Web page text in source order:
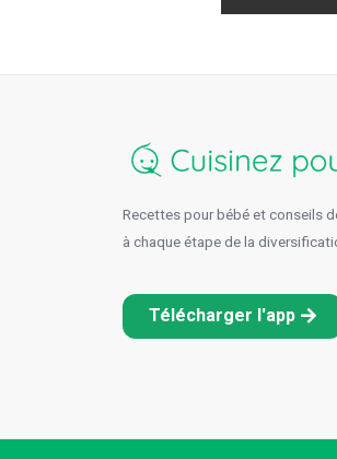
Recettes pour bébé et conseils
à chaque étape de la
Télécharger l'app